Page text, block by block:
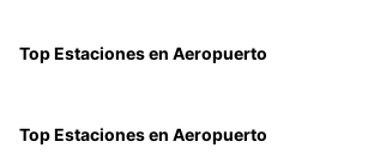
Top Estaciones en Aeropuerto
Top Estaciones en Aeropuerto